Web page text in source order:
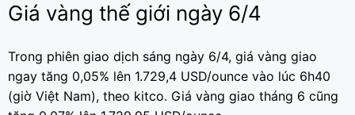
Giá vàng thế giới ngày 6/4
Trong phiên giao dịch sáng ngày 6/4, giá vàng giao
ngay tăng 0,05% lên 1.729,4 USD/ounce vào lúc 6h40
(giờ Việt Nam), theo kitco. Giá vàng giao tháng 6 cũng